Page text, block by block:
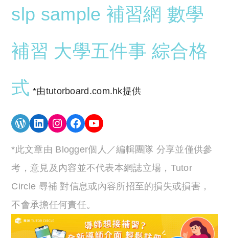
slp sample 補習網 數學
補習 大學五件事 綜合格
式 *由tutorboard.com.hk提供
WordPressLinkedInInstagramFacebook
YouTube
*此文章由 Blogger個人／編輯團隊 分享並僅供參
考，意見及內容並不代表本網誌立場，Tutor
Circle 尋補 對信息或內容所招至的損失或損害，
不會承擔任何責任。